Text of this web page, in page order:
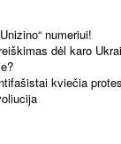
numeriui!
dėl karo
kviečia